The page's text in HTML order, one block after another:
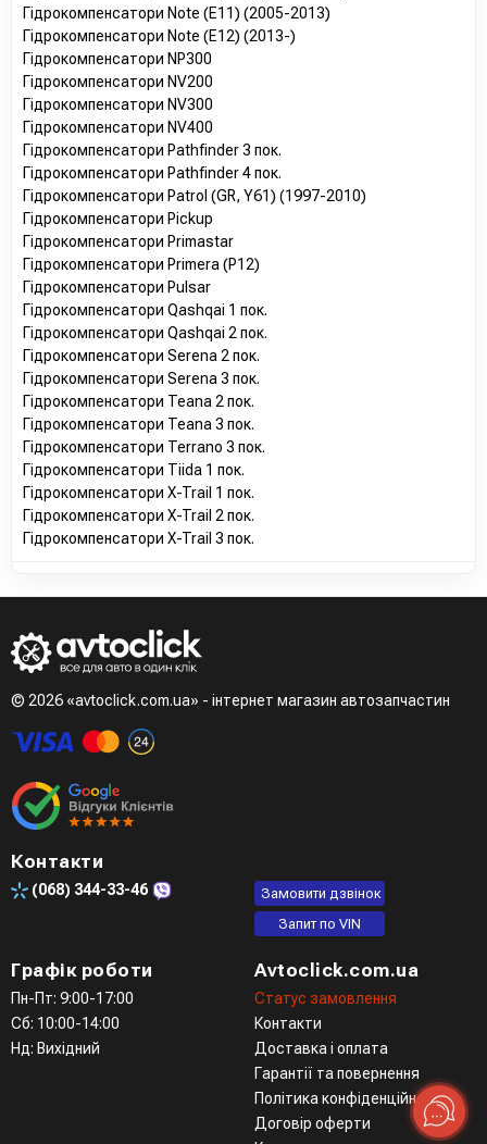
Гідрокомпенсатори Note (E11) (2005-2013)
Гідрокомпенсатори Note (E12) (2013-)
Гідрокомпенсатори NP300
Гідрокомпенсатори NV200
Гідрокомпенсатори NV300
Гідрокомпенсатори NV400
Гідрокомпенсатори Pathfinder 3 пок.
Гідрокомпенсатори Pathfinder 4 пок.
Гідрокомпенсатори Patrol (GR, Y61) (1997-2010)
Гідрокомпенсатори Pickup
Гідрокомпенсатори Primastar
Гідрокомпенсатори Primera (P12)
Гідрокомпенсатори Pulsar
Гідрокомпенсатори Qashqai 1 пок.
Гідрокомпенсатори Qashqai 2 пок.
Гідрокомпенсатори Serena 2 пок.
Гідрокомпенсатори Serena 3 пок.
Гідрокомпенсатори Teana 2 пок.
Гідрокомпенсатори Teana 3 пок.
Гідрокомпенсатори Terrano 3 пок.
Гідрокомпенсатори Tiida 1 пок.
Гідрокомпенсатори X-Trail 1 пок.
Гідрокомпенсатори X-Trail 2 пок.
Гідрокомпенсатори X-Trail 3 пок.
© 2026 «avtoclick.com.ua» - інтернет магазин автозапчастин
Контакти
(068) 344-33-46
Замовити дзвінок
Запит по VIN
Графік роботи
Пн-Пт: 9:00-17:00
Сб: 10:00-14:00
Нд: Вихідний
Avtoclick.com.ua
Статус замовлення
Контакти
Доставка і оплата
Гарантії та повернення
Політика конфіденційності
Договір оферти